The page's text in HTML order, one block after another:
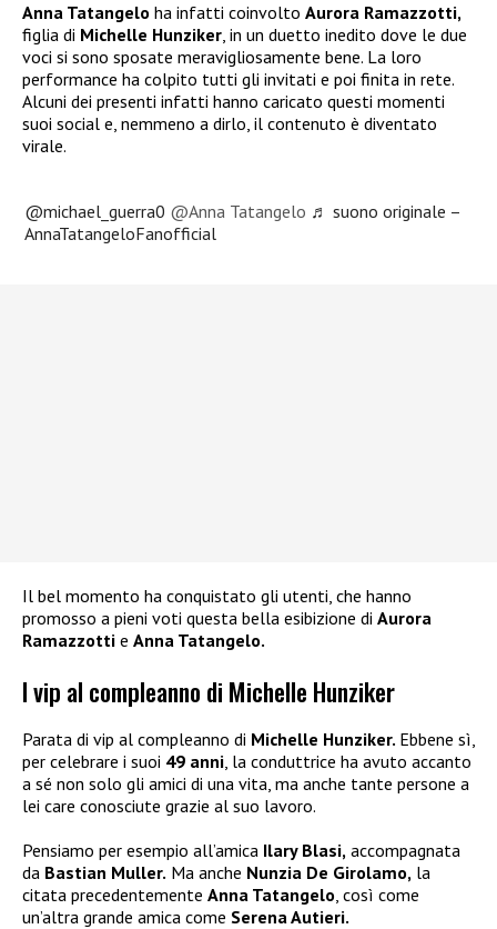
Anna Tatangelo ha infatti coinvolto Aurora Ramazzotti,
figlia di Michelle Hunziker, in un duetto inedito dove le due
voci si sono sposate meravigliosamente bene. La loro
performance ha colpito tutti gli invitati e poi finita in rete.
Alcuni dei presenti infatti hanno caricato questi momenti
suoi social e, nemmeno a dirlo, il contenuto è diventato
virale.
@michael_guerra0 @Anna Tatangelo ♬ suono originale –
AnnaTatangeloFanofficial
Il bel momento ha conquistato gli utenti, che hanno
promosso a pieni voti questa bella esibizione di Aurora
Ramazzotti e Anna Tatangelo.
I vip al compleanno di Michelle Hunziker
Parata di vip al compleanno di Michelle Hunziker. Ebbene sì,
per celebrare i suoi 49 anni , la conduttrice ha avuto accanto
a sé non solo gli amici di una vita, ma anche tante persone a
lei care conosciute grazie al suo lavoro.
Pensiamo per esempio all’amica Ilary Blasi, accompagnata
da Bastian Muller. Ma anche Nunzia De Girolamo, la
citata precedentemente Anna Tatangelo , così come
un’altra grande amica come Serena Autieri.